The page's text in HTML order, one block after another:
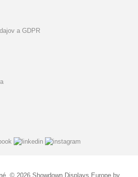
a GDPR
© 2026 Showdown Displays Europe by